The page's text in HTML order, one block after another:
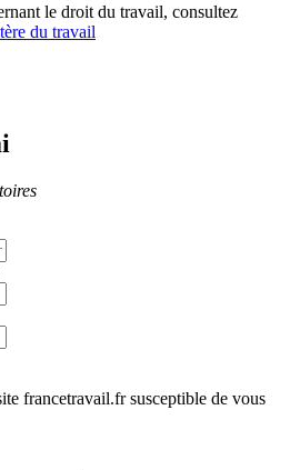
le droit du travail, consultez
du travail
francetravail.fr susceptible de vous